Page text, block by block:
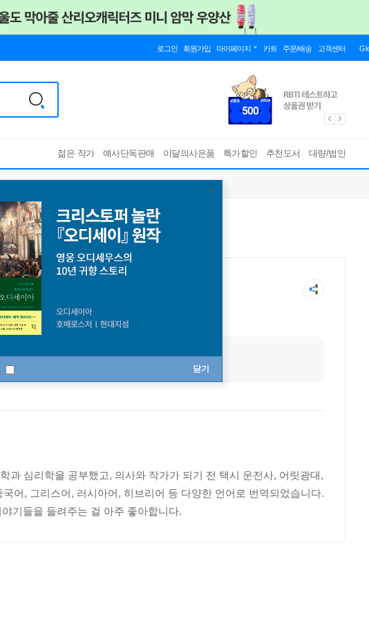
로그인 회원가입 마이페이지 카트 주문/배송 고객센터
젊은 작가 예사단독판매 이달의사은품 특가할인 추천도서 대량/법인
닫기
과 심리학을 공부했고, 의사와 작가가 되기 전 택시 운전사, 어릿광대,
어, 그리스어, 러시아어, 히브리어 등 다양한 언어로 번역되었습니다.
기들을 들려주는 걸 아주 좋아합니다.